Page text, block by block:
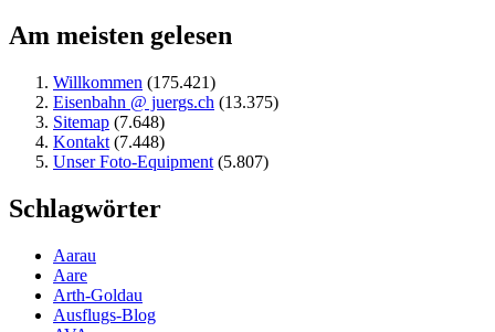
Am meisten gelesen
Willkommen (175.421)
Eisenbahn @ juergs.ch (13.375)
Sitemap (7.648)
Kontakt (7.448)
Unser Foto-Equipment (5.807)
Schlagwörter
Aarau
Aare
Arth-Goldau
Ausflugs-Blog